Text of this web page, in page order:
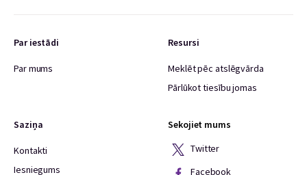
Par iestādi
Par mums
Resursi
Meklēt pēc atslēgvārda
Pārlūkot tiesību jomas
Saziņa
Kontakti
Iesniegums
Sekojiet mums
Twitter
Facebook